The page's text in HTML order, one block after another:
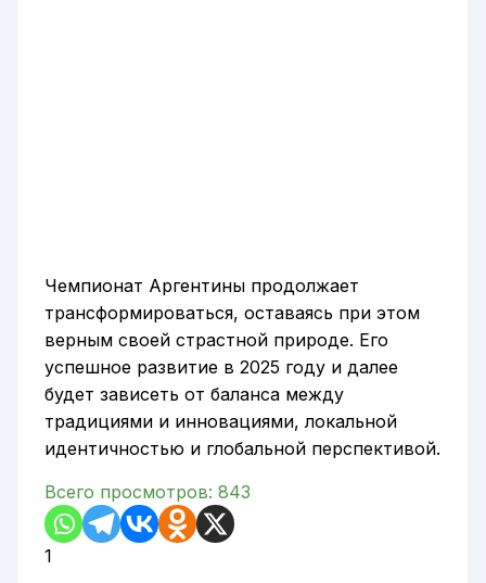
Чемпионат Аргентины продолжает
трансформироваться, оставаясь при этом
верным своей страстной природе. Его
успешное развитие в 2025 году и далее
будет зависеть от баланса между
традициями и инновациями, локальной
идентичностью и глобальной перспективой.
Всего просмотров: 843
1